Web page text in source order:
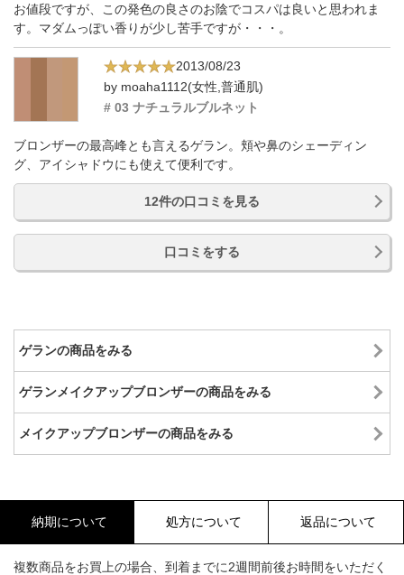
お値段ですが、この発色の良さのお陰でコスパは良いと思われま
す。マダムっぽい香りが少し苦手ですが・・・。
2013/08/23
by moaha1112(女性,普通肌)
# 03 ナチュラルブルネット
ブロンザーの最高峰とも言えるゲラン。頬や鼻のシェーディン
グ、アイシャドウにも使えて便利です。
12件の口コミを見る
口コミをする
ゲランの商品をみる
ゲランメイクアップブロンザーの商品をみる
メイクアップブロンザーの商品をみる
納期について 処方について 返品について
複数商品をお買上の場合、到着までに2週間前後お時間をいただく